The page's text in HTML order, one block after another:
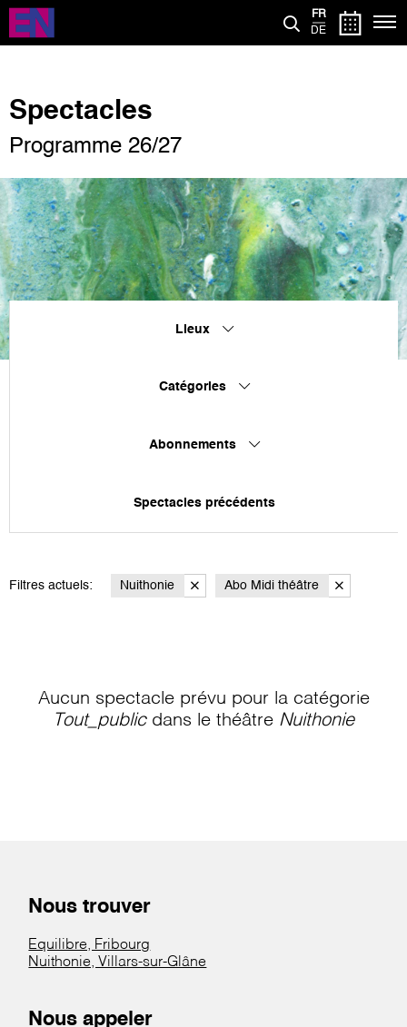
Aller
contenu
FR
DE
Spectacles
Programme 26/27
Lieux
Catégories
Abonnements
Spectacles précédents
Filtres actuels: Nuithonie Abo Midi théâtre
Aucun spectacle prévu pour la catégorie
Tout_publicdans le théâtre Nuithonie
Nous trouver
Equilibre, Fribourg
Nuithonie, Villars-sur-Glâne
Nous appeler